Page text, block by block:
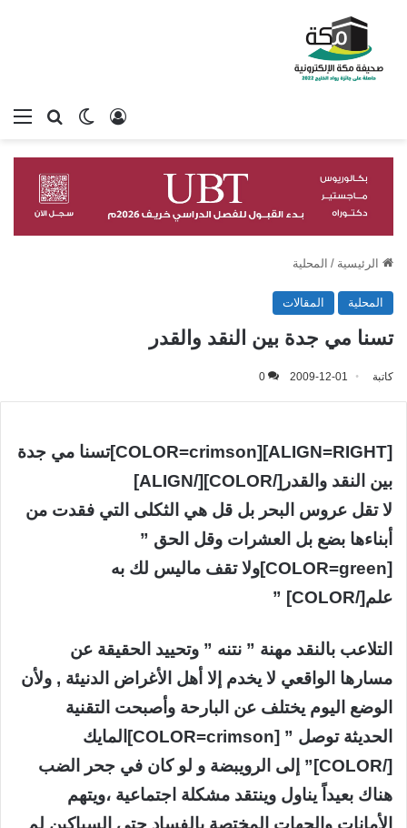
بحثالوضع
تسجيل الدخول
الرئيسية / المحلية
المحلية المقالات
تسنا مي جدة بين النقد والقدر
كاتبة 2009-12-01
0
[ALIGN=RIGHT][COLOR=crimson]تسنا مي جدة
بين النقد والقدر[/COLOR][/ALIGN]
لا تقل عروس البحر بل قل هي الثكلى التي فقدت من
أبناءها بضع بل العشرات وقل الحق ”
[COLOR=green]ولا تقف ماليس لك به
علم[/COLOR] ”
التلاعب بالنقد مهنة ” نتنه ” وتحييد الحقيقة عن
مسارها الواقعي لا يخدم إلا أهل الأغراض الدنيئة , ولأن
الوضع اليوم يختلف عن البارحة وأصبحت التقنية
الحديثة توصل ” [COLOR=crimson]المايك
[/COLOR]” إلى الرويبضة و لو كان في جحر الضب
هناك بعيداً يناول وينتقد مشكلة اجتماعية ،ويتهم
الأمانات والجهات المختصة بالفساد حتى السباكين لم